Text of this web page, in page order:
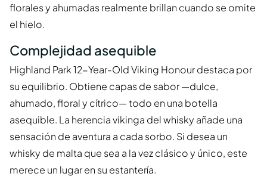
florales y ahumadas realmente brillan cuando se omite
el hielo.
Complejidad asequible
Highland Park 12-Year-Old Viking Honour destaca por
su equilibrio. Obtiene capas de sabor —dulce,
ahumado, floral y cítrico— todo en una botella
asequible. La herencia vikinga del whisky añade una
sensación de aventura a cada sorbo. Si desea un
whisky de malta que sea a la vez clásico y único, este
merece un lugar en su estantería.